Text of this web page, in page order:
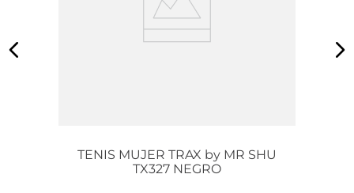
TENIS MUJER TRAX by MR SHU
TX327 NEGRO